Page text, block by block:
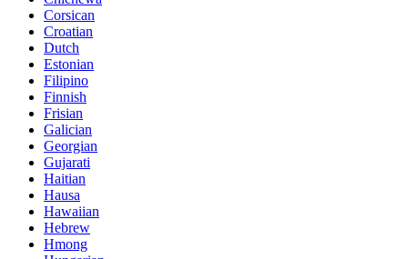
Corsican
Croatian
Dutch
Estonian
Filipino
Finnish
Frisian
Galician
Georgian
Gujarati
Haitian
Hausa
Hawaiian
Hebrew
Hmong